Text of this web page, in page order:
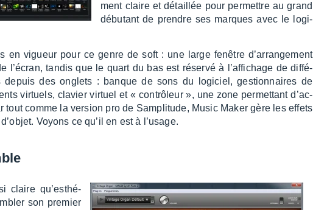
ment claire et détaillée pour permettre au grand
débu­tant de prendre ses marques avec le logi­
en vigueur pour ce genre de soft : une large fenêtre d’ar­ran­ge­ment
l’écran, tandis que le quart du bas est réservé à l’af­fi­chage de diffé­
depuis des onglets : banque de sons du logi­ciel, gestion­naires de
virtuels, clavier virtuel et « contrô­leur », une zone permet­tant d’ac­
tout comme la version pro de Sampli­tude, Music Maker gère les effets
Voyons ce qu’il en est à l’usage.
claire qu’es­thé­
son premier